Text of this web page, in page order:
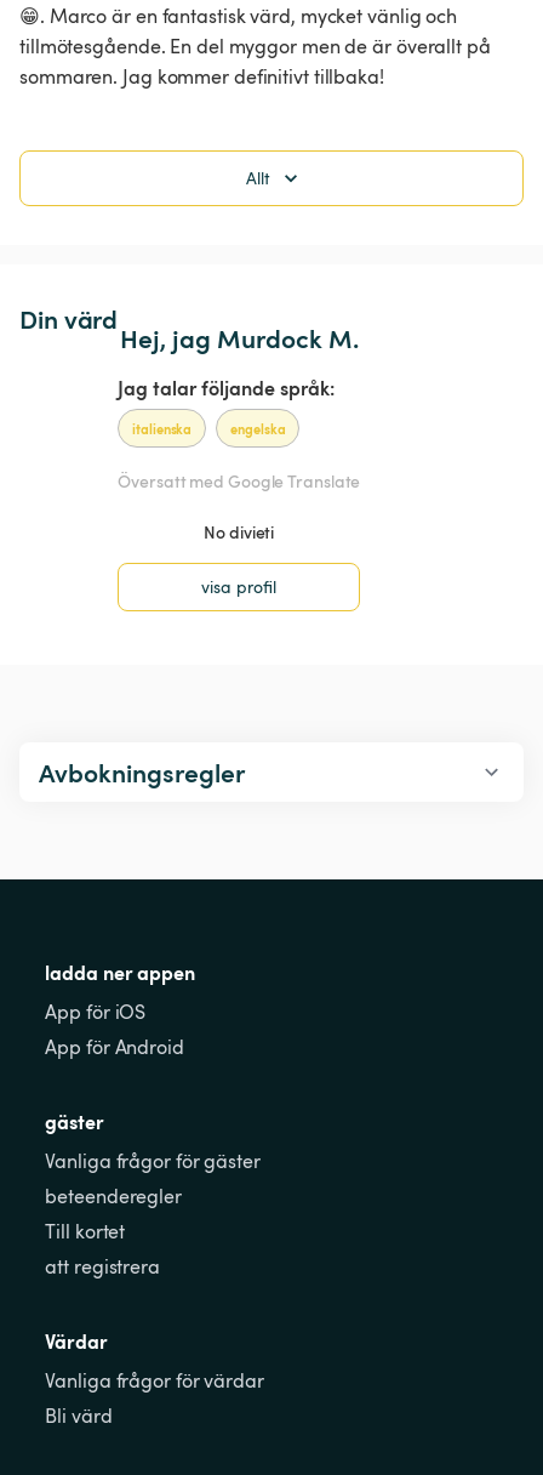
😁. Marco är en fantastisk värd, mycket vänlig och
tillmötesgående. En del myggor men de är överallt på
sommaren. Jag kommer definitivt tillbaka!
Allt
Din värd
Hej, jag Murdock M.
Jag talar följande språk:
italienska engelska
Översatt med Google Translate
No divieti
visa profil
Avbokningsregler
ladda ner appen
App för iOS
App för Android
gäster
Vanliga frågor för gäster
beteenderegler
Till kortet
att registrera
Värdar
Vanliga frågor för värdar
Bli värd